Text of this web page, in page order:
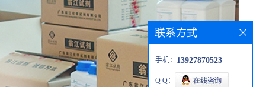
联系方式
手机： 13927870523
Q Q：